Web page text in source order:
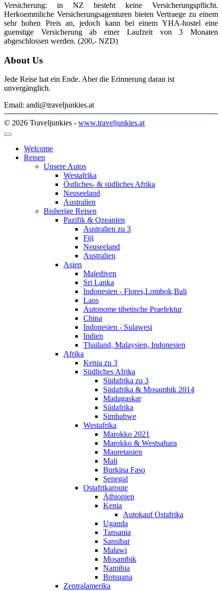
Versicherung: in NZ besteht keine Versicherungspflicht.
Herkoemmliche Versicherungsagenturen bieten Vertraege zu einem
sehr hohen Preis an, jedoch kann bei einem YHA-hostel eine
guenstige Versicherung ab einer Laufzeit von 3 Monaten
abgeschlossen werden. (200,- NZD)
About Us
Jede Reise hat ein Ende. Aber die Erinnerung daran ist
unvergänglich.
Email: andi@traveljunkies.at
© 2026 Traveljunkies - www.traveljunkies.at
Welcome
Reisen
Unsere Autos
Westafrika
Östliches- & südliches Afrika
Neuseeland
Australien
Bisherige Reisen
Pazifik & Ozeanien
Australien zu 3
Fiji
Neuseeland
Australien
Asien
Malediven
Sri Lanka
Indonesien - Flores,Lombok,Bali
Laos
Autonome tibetische Praefektur
China
Indonesien - Sulawesi
Indien
Thailand, Malaysien, Indonesien
Afrika
Kenia zu 3
Südliches Afrika
Südafrika zu 3
Südafrika & Mosambik 2014
Madagaskar
Südafrika
Simbabwe
Westafrika
Marokko 2021
Marokko & Westsahara
Mauretanien
Mali
Burkina Faso
Senegal
Ostafrikaroute
Äthiopien
Kenia
Autokauf Ostafrika
Uganda
Tansania
Sansibar
Malawi
Mosambik
Namibia
Botsuana
Zentralamerika